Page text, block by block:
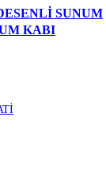
SUNUM
KABI